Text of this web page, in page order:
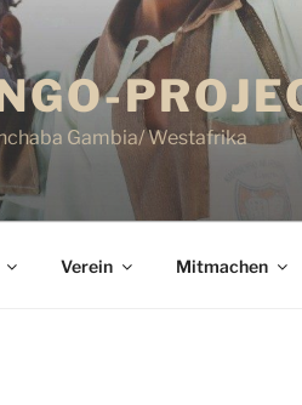
Gambia/ Westafrika
Verein Mitmachen